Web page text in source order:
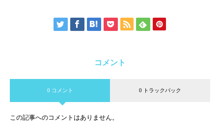
コメント
0 コメント 0 トラックバック
この記事へのコメントはありません。